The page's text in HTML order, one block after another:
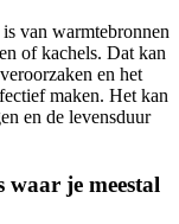
van warmtebronnen
of kachels. Dat kan
en het
maken. Het kan
en de levensduur
je meestal